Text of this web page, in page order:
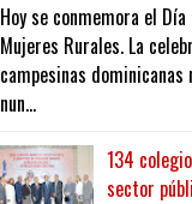
Hoy se conmemora el
Mujeres Rurales. La
campesinas
nun...
134
sector